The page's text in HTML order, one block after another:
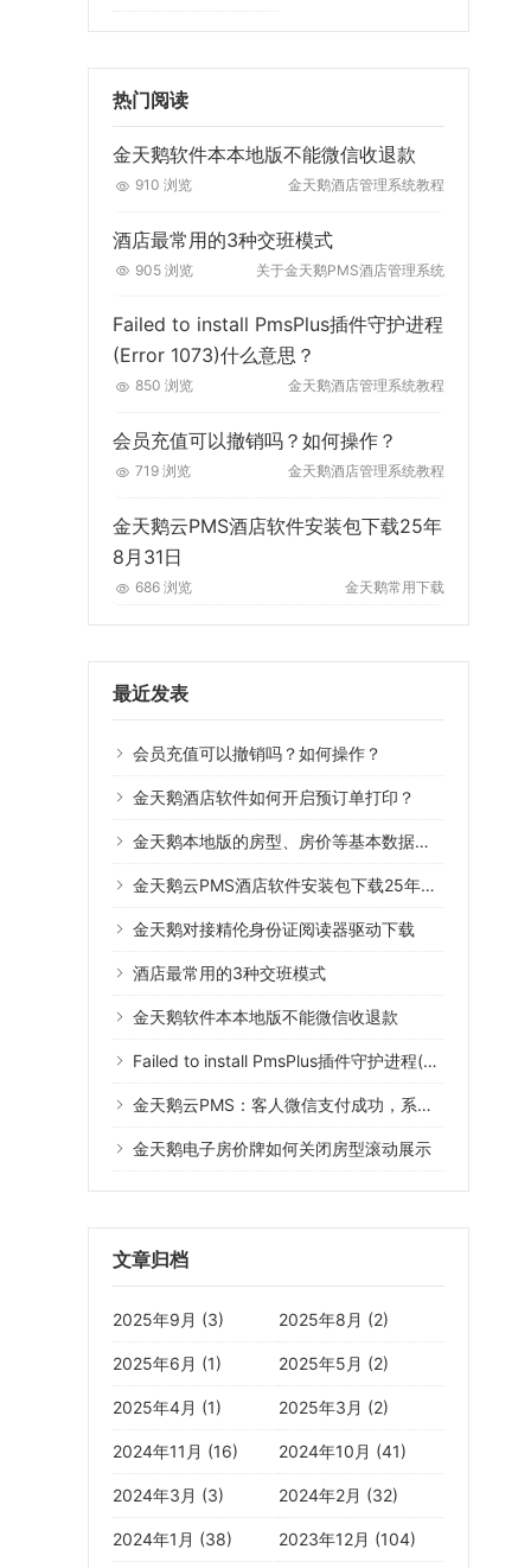
热门阅读
金天鹅软件本本地版不能微信收退款
910 浏览 金天鹅酒店管理系统教程
酒店最常用的3种交班模式
905 浏览 关于金天鹅PMS酒店管理系统
Failed to install PmsPlus插件守护进程
(Error 1073)什么意思？
850 浏览 金天鹅酒店管理系统教程
会员充值可以撤销吗？如何操作？
719 浏览 金天鹅酒店管理系统教程
金天鹅云PMS酒店软件安装包下载25年
8月31日
686 浏览 金天鹅常用下载
最近发表
会员充值可以撤销吗？如何操作？
金天鹅酒店软件如何开启预订单打印？
金天鹅本地版的房型、房价等基本数据可以导入云版系统用吗？
金天鹅云PMS酒店软件安装包下载25年8月31日
金天鹅对接精伦身份证阅读器驱动下载
酒店最常用的3种交班模式
金天鹅软件本本地版不能微信收退款
Failed to install PmsPlus插件守护进程(Error 1073)什么意思？
金天鹅云PMS：客人微信支付成功，系统没有记录
金天鹅电子房价牌如何关闭房型滚动展示
文章归档
2025年9月 (3) 2025年8月 (2)
2025年6月 (1) 2025年5月 (2)
2025年4月 (1) 2025年3月 (2)
2024年11月 (16) 2024年10月 (41)
2024年3月 (3) 2024年2月 (32)
2024年1月 (38) 2023年12月 (104)